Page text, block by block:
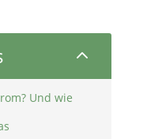
2
Und wie